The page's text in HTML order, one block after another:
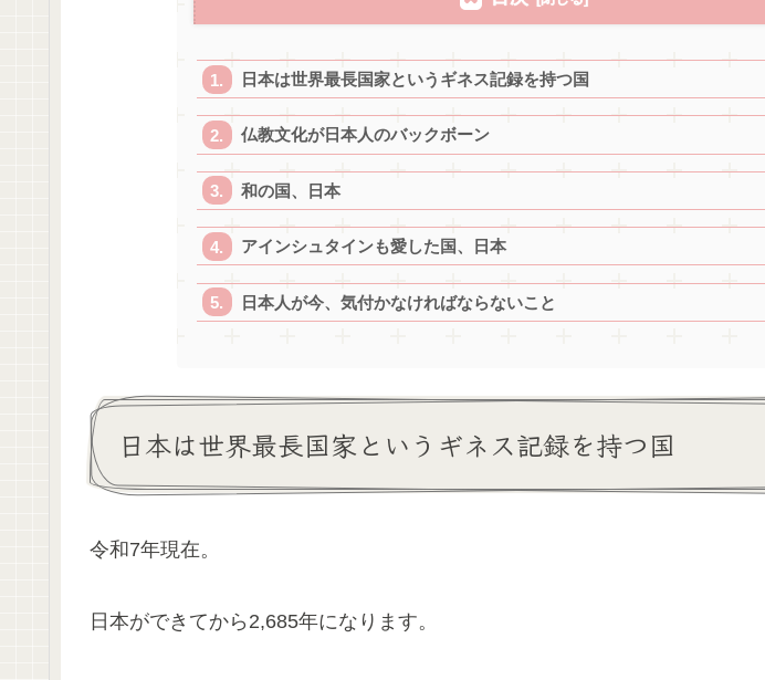
日本は世界最長国家というギネス記録を持つ国
仏教文化が日本人のバックボーン
和の国、日本
アインシュタインも愛した国、日本
日本人が今、気付かなければならないこと
日本は世界最長国家というギネス記録を持つ国
令和7年現在。
日本ができてから2,685年になります。